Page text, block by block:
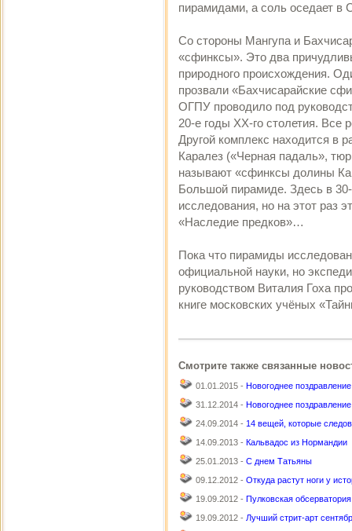
пирамидами, а соль оседает в
Со стороны Мангупа и
«сфинксы». Это два
природного происхождения.
прозвали «Бахчисарайские
ОГПУ проводило под
20-е годы XX-го столетия. Все
Другой комплекс находится в
Каралез («Черная падаль»,
называют «сфинксы долины
Большой пирамиде. Здесь в
исследования, но на этот раз
«Наследие предков»…
Пока что пирамиды
официальной науки, но
руководством Виталия Гоха
книге московских учёных
Смотрите также связанные
01.01.2015 - Новогоднее поздравление
31.12.2014 - Новогоднее поздравление
24.09.2014 - 14 вещей, которые
14.09.2013 - Кальвадос из Нормандии
25.01.2013 - С днем Татьяны
09.12.2012 - Откуда растут ноги у
19.09.2012 - Пулковская обсерватория
19.09.2012 - Лучший стрит-арт